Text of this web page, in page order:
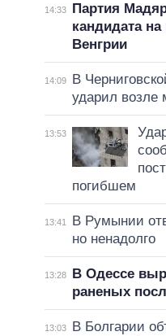
14:33
Партия
кандидата на
Венгрии
14:09
В
ударил возле
13:53
погибшем
13:41
В Румынии
но ненадолго
13:28
В Одессе
раненых
13:03
В Болгарии